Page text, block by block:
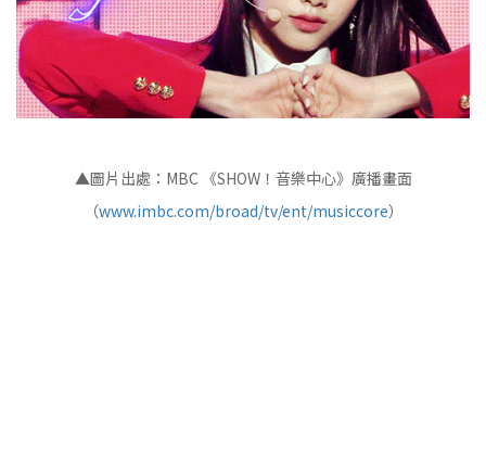
▲圖片出處：MBC 《SHOW！音樂中心》廣播畫面
（www.imbc.com/broad/tv/ent/musiccore）